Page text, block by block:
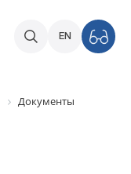
EN
Документы